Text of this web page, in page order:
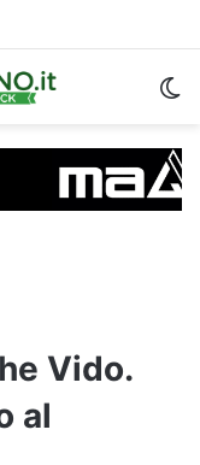
Vido.
al